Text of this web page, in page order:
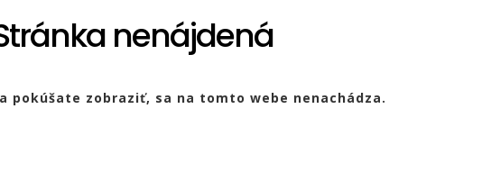
nenájdená
pokúšate zobraziť, sa na tomto webe nenachádza.